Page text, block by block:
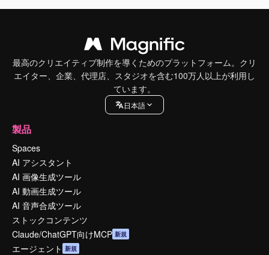
最高のクリエイティブ制作を導くためのプラットフォーム。クリ
エイター、企業、代理店、スタジオを含む100万人以上が利用し
ています。
日本語
製品
Spaces
AI アシスタント
AI 画像生成ツール
AI 動画生成ツール
AI 音声合成ツール
ストックコンテンツ
Claude/ChatGPT向けMCP 新規
エージェント 新規